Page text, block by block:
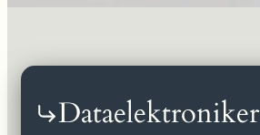
Dataelektroniker